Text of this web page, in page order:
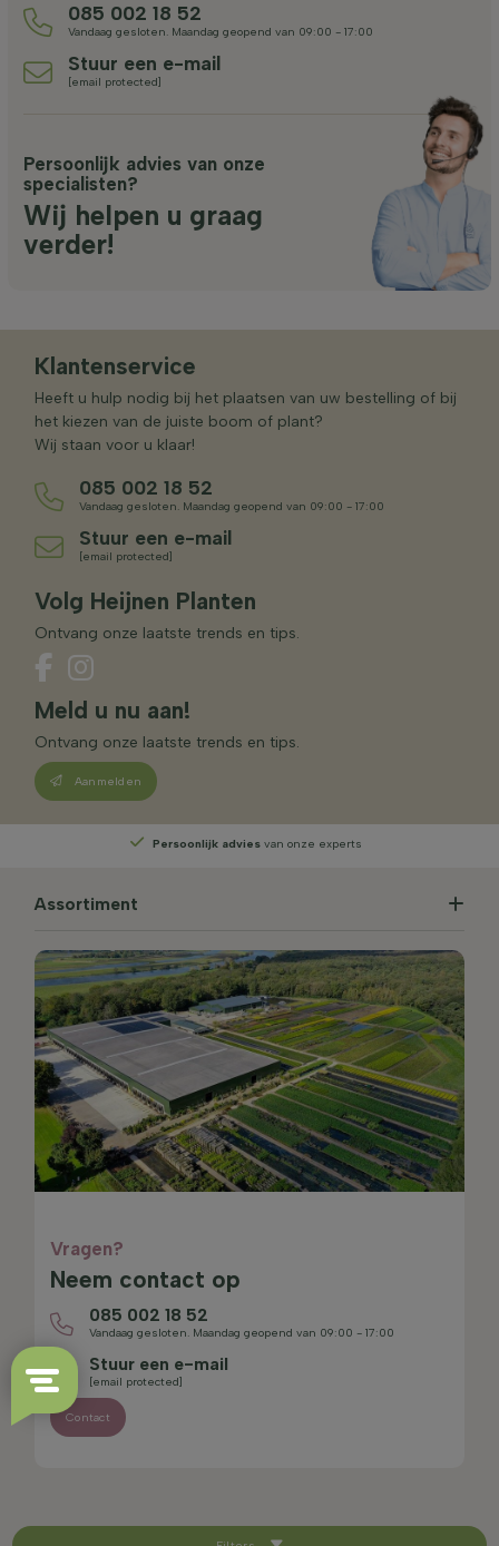
085 002 18 52
Vandaag gesloten. Maandag geopend van 09:00 - 17:00
Stuur een e-mail
[email protected]
Persoonlijk advies van onze
specialisten?
Wij helpen u graag
verder!
Klantenservice
Heeft u hulp nodig bij het plaatsen van uw bestelling of bij
het kiezen van de juiste boom of plant?
Wij staan voor u klaar!
085 002 18 52
Vandaag gesloten. Maandag geopend van 09:00 - 17:00
Stuur een e-mail
[email protected]
Volg Heijnen Planten
Ontvang onze laatste trends en tips.
Meld u nu aan!
Ontvang onze laatste trends en tips.
Aanmelden
Persoonlijk advies van onze experts
Assortiment
Vragen?
Neem contact op
085 002 18 52
Vandaag gesloten. Maandag geopend van 09:00 - 17:00
Stuur een e-mail
[email protected]
Contact